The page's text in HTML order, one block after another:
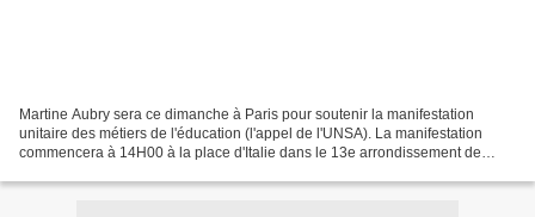
Martine Aubry sera ce dimanche à Paris pour soutenir la manifestation
unitaire des métiers de l'éducation (l'appel de l'UNSA). La manifestation
commencera à 14H00 à la place d'Italie dans le 13e arrondissement de